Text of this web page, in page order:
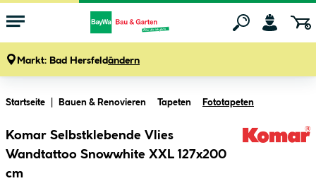
Markt: Bad Hersfeldändern
Startseite Bauen & Renovieren Tapeten Fototapeten
Komar Selbstklebende Vlies
Wandtattoo Snowwhite XXL 127x200
cm